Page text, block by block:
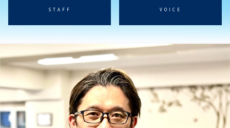
STAFF VOICE